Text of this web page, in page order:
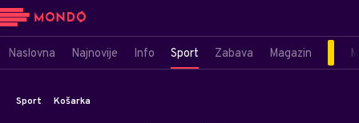
Naslovna Najnovije Info Sport Zabava Magazin
Sport Košarka